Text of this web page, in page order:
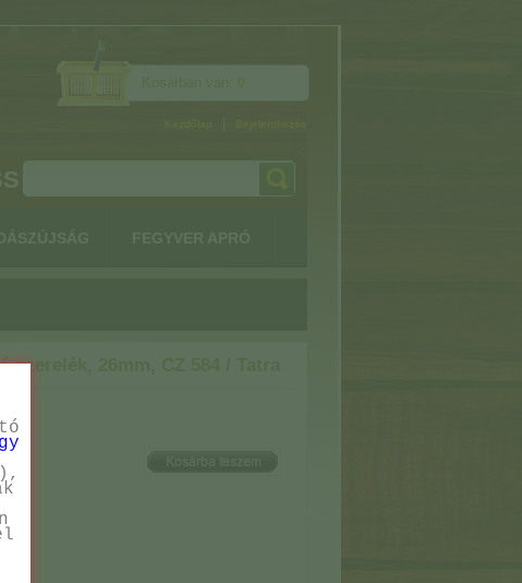
0
szerelék, 26mm, CZ 584 / Tatra
),